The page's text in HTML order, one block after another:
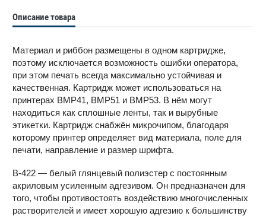
Описание товара
Материал и риббон размещены в одном картридже,
поэтому исключается возможность ошибки оператора,
при этом печать всегда максимально устойчивая и
качественная. Картридж может использоваться на
принтерах BMP41, BMP51 и BMP53. В нём могут
находиться как сплошные ленты, так и вырубные
этикетки. Картридж снабжён микрочипом, благодаря
которому принтер определяет вид материала, поле для
печати, направление и размер шрифта.
В-422 — белый глянцевый полиэстер с постоянным
акриловым усиленным адгезивом. Он предназначен для
того, чтобы противостоять воздействию многочисленных
растворителей и имеет хорошую адгезию к большинству